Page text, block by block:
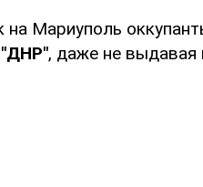
на Мариуполь
"ДНР", даже не